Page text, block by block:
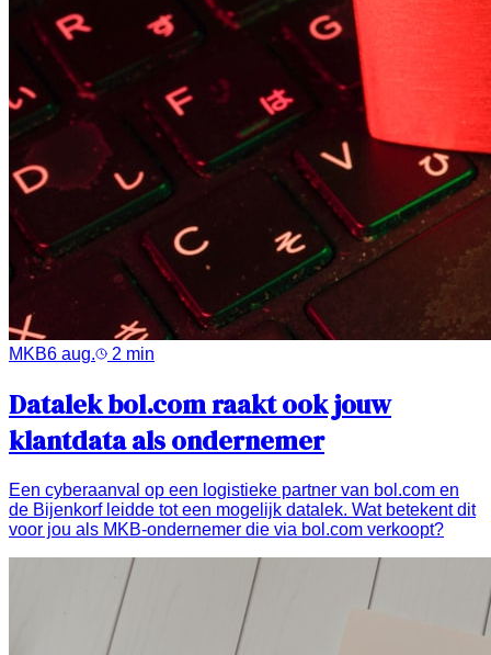
MKB6 aug. 2 min
Datalek bol.com raakt ook jouw
klantdata als ondernemer
Een cyberaanval op een logistieke partner van bol.com en
de Bijenkorf leidde tot een mogelijk datalek. Wat betekent dit
voor jou als MKB-ondernemer die via bol.com verkoopt?